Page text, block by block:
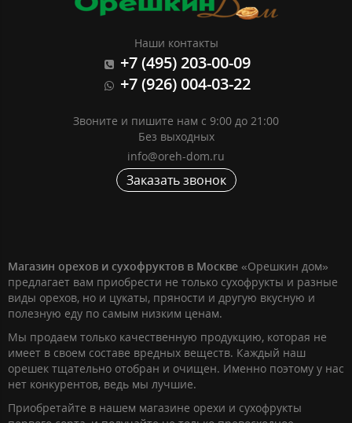
Наши контакты
+7 (495) 203-00-09
+7 (926) 004-03-22
Звоните и пишите нам с 9:00 до 21:00
Без выходных
info@oreh-dom.ru
Заказать звонок
Магазин орехов и сухофруктов в Москве «Орешкин дом»
предлагает вам приобрести не только сухофрукты и разные
виды орехов, но и цукаты, пряности и другую вкусную и
полезную еду по самым низким ценам.
Мы продаем только качественную продукцию, которая не
имеет в своем составе вредных веществ. Каждый наш
орешек тщательно отобран и очищен. Именно поэтому у нас
нет конкурентов, ведь мы лучшие.
Приобретайте в нашем магазине орехи и сухофрукты